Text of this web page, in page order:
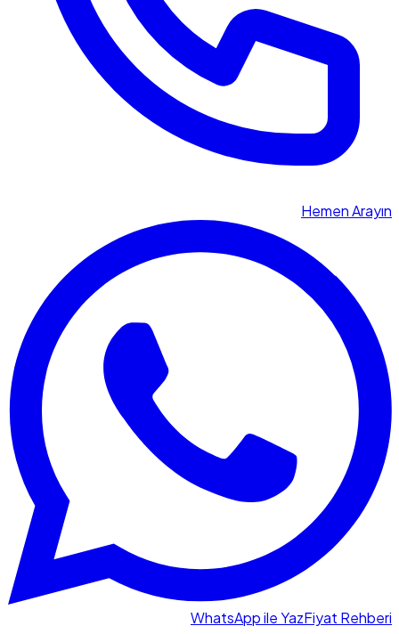
Hemen Arayın
WhatsApp ile YazFiyat Rehberi